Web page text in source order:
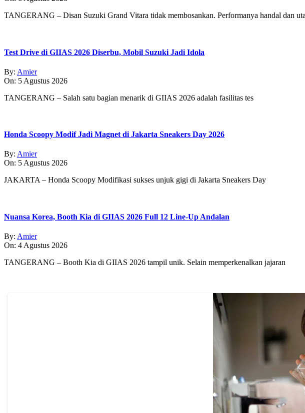
TANGERANG – Disan Suzuki Grand Vitara tidak membosankan. Performanya handal dan
Test Drive di GIIAS 2026 Diserbu, Mobil Suzuki Jadi Idola
By: Amier
On: 5 Agustus 2026
TANGERANG – Salah satu bagian menarik di GIIAS 2026 adalah fasilitas tes
Honda Scoopy Modif Jadi Magnet di Jakarta Sneakers Day 2026
By: Amier
On: 5 Agustus 2026
JAKARTA – Honda Scoopy Modifikasi sukses unjuk gigi di Jakarta Sneakers Day
Nuansa Korea, Booth Kia di GIIAS 2026 Full 12 Line-Up Andalan
By: Amier
On: 4 Agustus 2026
TANGERANG – Booth Kia di GIIAS 2026 tampil unik. Selain memperkenalkan jajaran